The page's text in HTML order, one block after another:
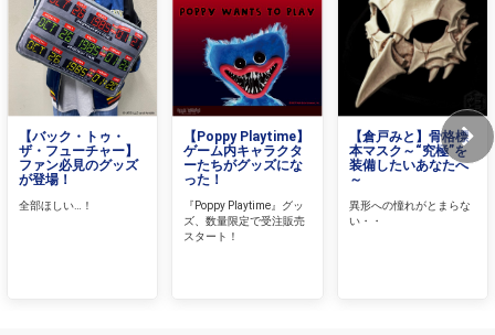
【バック・トゥ・
ザ・フューチャー】
ファン必見のグッズ
が登場！
全部ほしい…！
【Poppy Playtime】
ゲーム内キャラクタ
ーたちがグッズにな
った！
『Poppy Playtime』グッ
ズ、数量限定で受注販売
スタート！
【倉戸みと】骨格標
本マスク～“究極”を
装備したいあなたへ
～
異形への憧れがとまらな
い・・